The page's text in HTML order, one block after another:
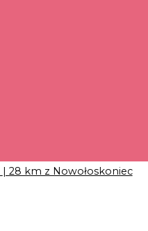
| 28 km z Nowołoskoniec